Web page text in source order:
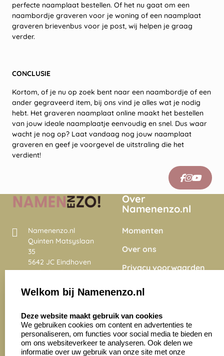
perfecte naamplaat bestellen. Of het nu gaat om een
naambordje graveren voor je woning of een naamplaat
graveren brievenbus voor je post, wij helpen je graag
verder.
CONCLUSIE
Kortom, of je nu op zoek bent naar een naambordje of een
ander gegraveerd item, bij ons vind je alles wat je nodig
hebt. Het graveren naamplaat online maakt het bestellen
van jouw ideale naamplaatje eenvoudig en snel. Dus waar
wacht je nog op? Laat vandaag nog jouw naamplaat
graveren en geef je voorgevel de uitstraling die het
verdient!
Namenenzo.nl
Quinten Matsyslaan
35
5642 JC Eindhoven
Nederland
4028 beoordelingen
Over
Namenenzo.nl
Momenten
Over ons
Privacy voorwaarden
Onze vacatures
Zakelijk: Klantenservice:
Welkom bij Namenenzo.nl
Deze website maakt gebruik van cookies
We gebruiken cookies om content en advertenties te
personaliseren, om functies voor social media te bieden en
om ons websiteverkeer te analyseren. Ook delen we
informatie over uw gebruik van onze site met onze